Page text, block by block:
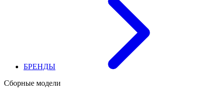
БРЕНДЫ
Сборные модели